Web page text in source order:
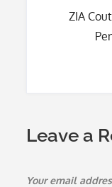
ZIA
Leave a
Your email